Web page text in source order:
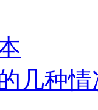
几种情